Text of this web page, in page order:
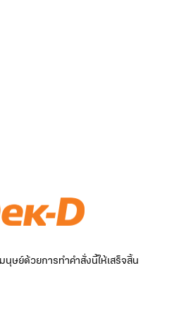
ษย์ด้วยการทำคำสั่งนี้ให้เสร็จสิ้น